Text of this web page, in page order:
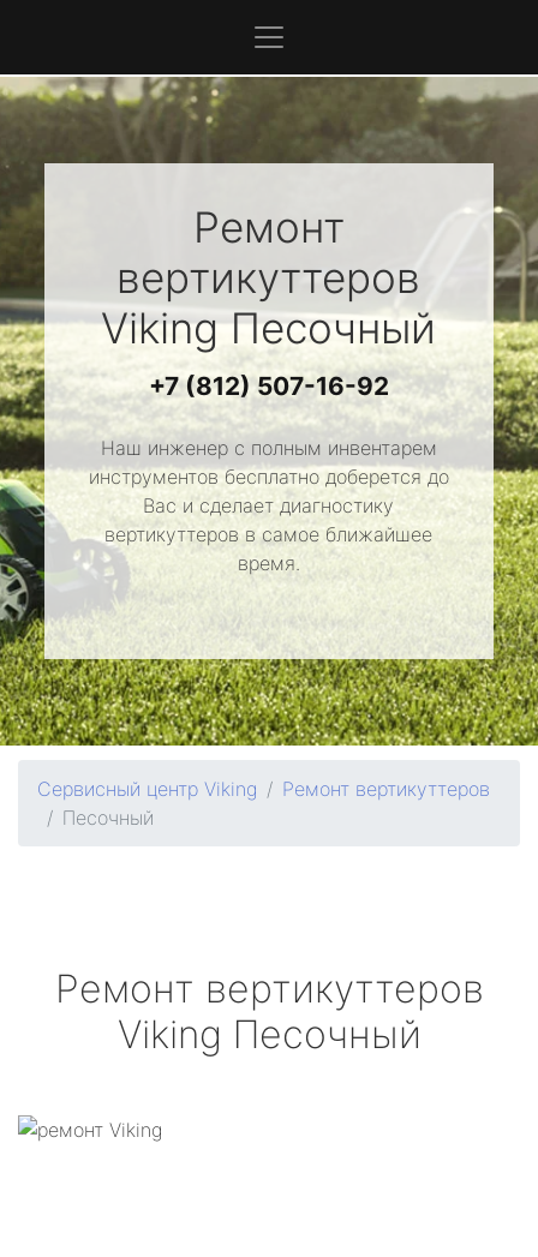
Ремонт
вертикуттеров
VikingПесочный
+7 (812) 507-16-92
Наш инженер с полным инвентарем
инструментов бесплатно доберется до
Вас и сделает диагностику
вертикуттеров в самое ближайшее
время.
Сервисный центр Viking
Ремонт вертикуттеров
Песочный
Ремонт вертикуттеров
Viking Песочный